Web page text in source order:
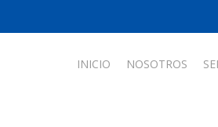
INICIO NOSOTROS